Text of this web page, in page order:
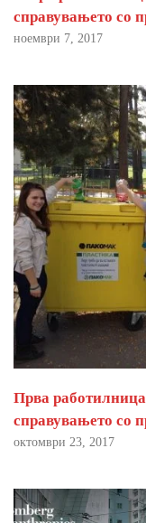
справувањето со
ноември 7, 2017
Прва
справувањето со
октомври 23, 2017